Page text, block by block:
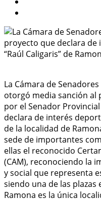
La Cámara de
otorgó media sanción al
por el Senador
declara de interés
de la localidad de
sede de importantes
ellas el reconocido
(CAM), reconociendo la
y social que representa
siendo una de las plazas
Ramona es la única